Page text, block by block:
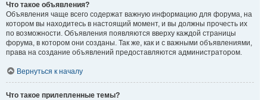
Что такое объявления?
Объявления чаще всего содержат важную информацию для форума, на
котором вы находитесь в настоящий момент, и вы должны прочесть их
по возможности. Объявления появляются вверху каждой страницы
форума, в котором они созданы. Так же, как и с важными объявлениями,
права на создание объявлений предоставляются администратором.
Вернуться к началу
Что такое прилепленные темы?